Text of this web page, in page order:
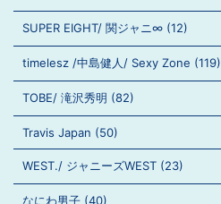
SUPER EIGHT/ 関ジャニ∞ (12)
timelesz /中島健人/ Sexy Zone (119)
TOBE/ 滝沢秀明 (82)
Travis Japan (50)
WEST./ ジャニーズWEST (23)
なにわ男子 (40)